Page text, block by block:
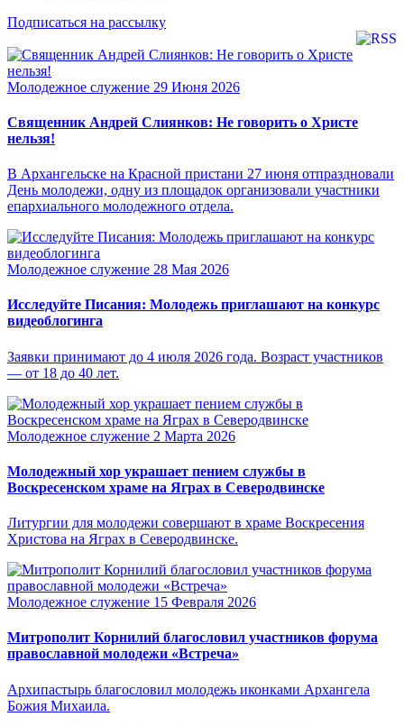
Подписаться на рассылку
Молодежное служение 29 Июня 2026
Священник Андрей Слиянков: Не говорить о Христе
нельзя!
В Архангельске на Красной пристани 27 июня отпраздновали
День молодежи, одну из площадок организовали участники
епархиального молодежного отдела.
Молодежное служение 28 Мая 2026
Исследуйте Писания: Молодежь приглашают на конкурс
видеоблогинга
Заявки принимают до 4 июля 2026 года. Возраст участников
— от 18 до 40 лет.
Молодежное служение 2 Марта 2026
Молодежный хор украшает пением службы в
Воскресенском храме на Яграх в Северодвинске
Литургии для молодежи совершают в храме Воскресения
Христова на Яграх в Северодвинске.
Молодежное служение 15 Февраля 2026
Митрополит Корнилий благословил участников форума
православной молодежи «Встреча»
Архипастырь благословил молодежь иконками Архангела
Божия Михаила.